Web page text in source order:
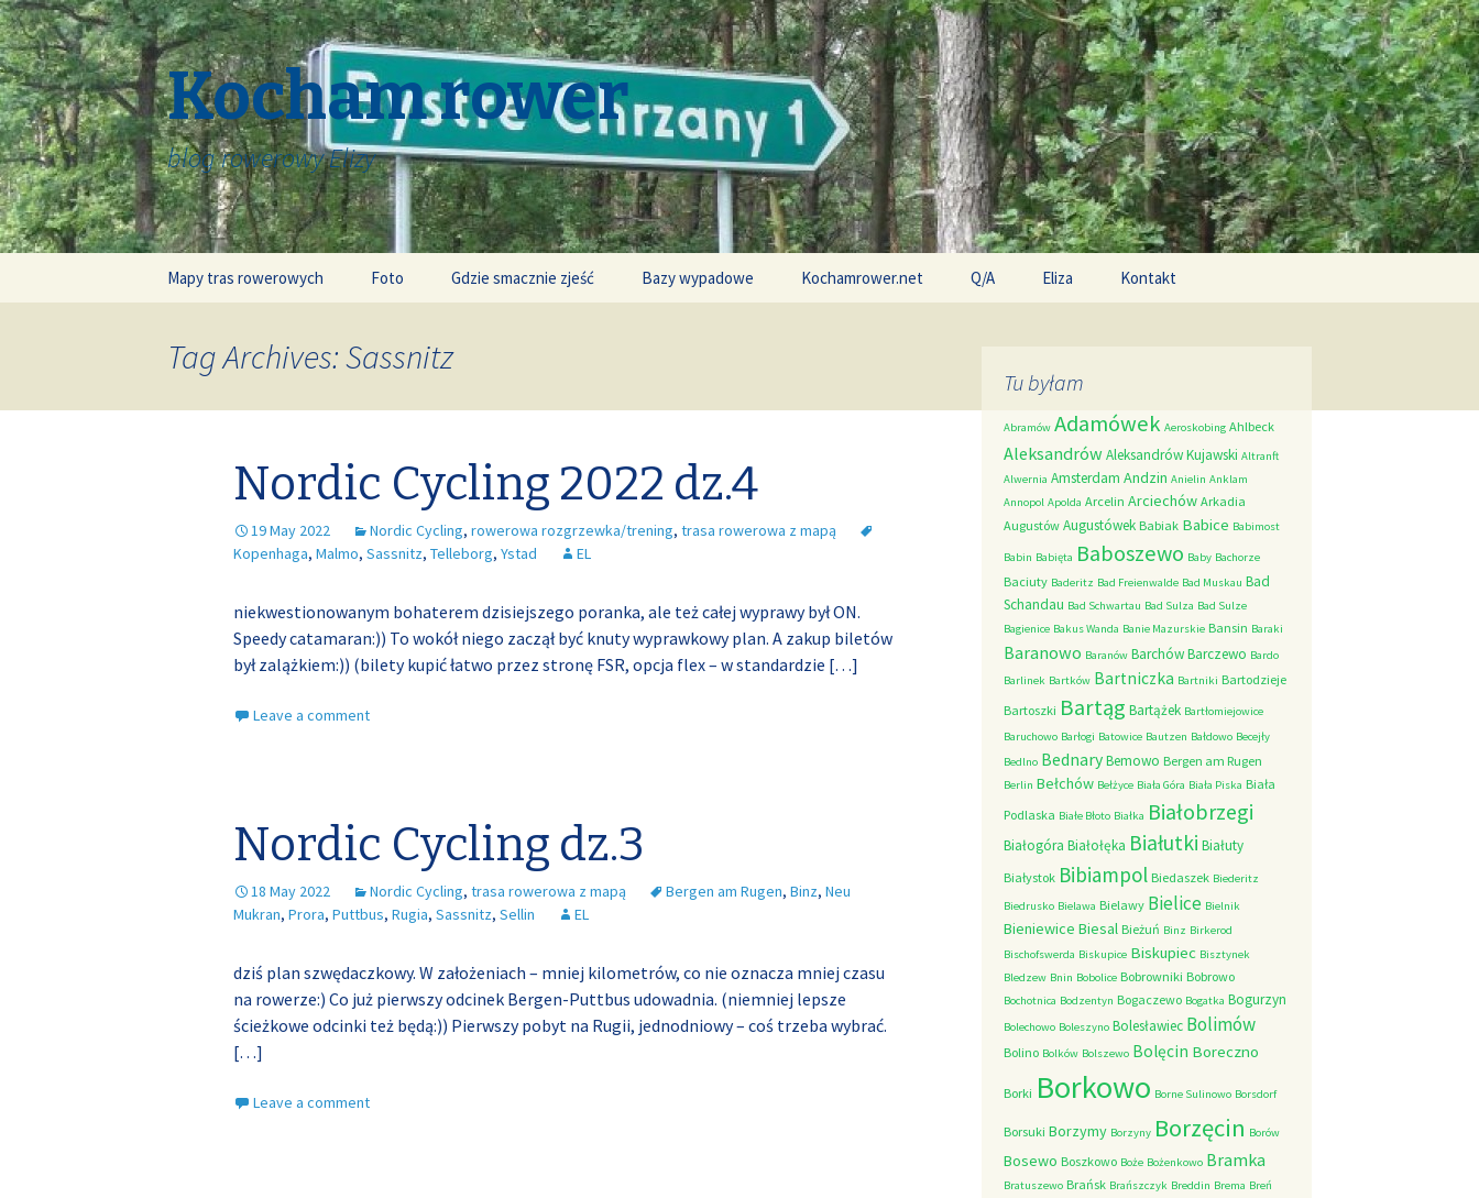
Kocham rower
blog rowerowy Elizy
Mapy tras rowerowych Foto Gdzie smacznie zjeść Bazy wypadowe Kochamrower.net Q/A Eliza Kontakt
Tag Archives: Sassnitz
Nordic Cycling 2022 dz.4
19 May 2022 Nordic Cycling, rowerowa rozgrzewka/trening, trasa rowerowa z mapą
Kopenhaga, Malmo, Sassnitz, Telleborg, Ystad EL
niekwestionowanym bohaterem dzisiejszego poranka, ale też całej wyprawy był ON.
Speedy catamaran:)) To wokół niego zaczął być knuty wyprawkowy plan. A zakup biletów
był zalążkiem:)) (bilety kupić łatwo przez stronę FSR, opcja flex – w standardzie […]
Leave a comment
Nordic Cycling dz.3
18 May 2022 Nordic Cycling, trasa rowerowa z mapą Bergen am Rugen, Binz, Neu
Mukran, Prora, Puttbus, Rugia, Sassnitz, Sellin EL
dziś plan szwędaczkowy. W założeniach – mniej kilometrów, co nie oznacza mniej czasu
na rowerze:) Co już pierwszy odcinek Bergen-Puttbus udowadnia. (niemniej lepsze
ścieżkowe odcinki też będą:)) Pierwszy pobyt na Rugii, jednodniowy – coś trzeba wybrać.
[…]
Leave a comment
Tu byłam
Abramów Adamówek Aeroskobing Ahlbeck
AleksandrówAleksandrów Kujawski Altranft
Alwernia Amsterdam Andzin Anielin Anklam
Annopol Apolda Arcelin Arciechów Arkadia
Augustów Augustówek Babiak Babice Babimost
Babin Babięta Baboszewo Baby Bachorze
Baciuty Baderitz Bad Freienwalde Bad Muskau Bad
Schandau Bad Schwartau Bad Sulza Bad Sulze
Bagienice Bakus Wanda Banie Mazurskie Bansin Baraki
Baranowo Baranów BarchówBarczewo Bardo
Barlinek Bartków Bartniczka Bartniki Bartodzieje
Bartoszki Bartąg Bartążek Bartłomiejowice
Baruchowo Barłogi Batowice Bautzen Bałdowo Becejły
Bedlno BednaryBemowo Bergen am Rugen
Berlin Bełchów Bełżyce Biała Góra Biała Piska Biała
Podlaska Białe Błoto Białka Białobrzegi
Białogóra Białołęka Białutki Białuty
Białystok Bibiampol Biedaszek Biederitz
Biedrusko Bielawa Bielawy Bielice Bielnik
Bieniewice Biesal Bieżuń Binz Birkerod
Bischofswerda Biskupice Biskupiec Bisztynek
Bledzew Bnin Bobolice Bobrowniki Bobrowo
Bochotnica Bodzentyn Bogaczewo Bogatka Bogurzyn
Bolechowo Boleszyno Bolesławiec Bolimów
Bolino Bolków Bolszewo Bolęcin Boreczno
Borki Borkowo Borne Sulinowo Borsdorf
Borsuki Borzymy Borzyny Borzęcin Borów
Bosewo Boszkowo Boże Bożenkowo Bramka
Bratuszewo Brańsk Brańszczyk Breddin Brema Breń